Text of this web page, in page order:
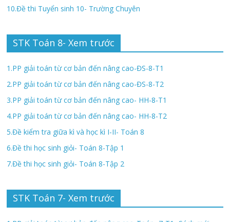
10.Đề thi Tuyển sinh 10- Trường Chuyên
STK Toán 8- Xem trước
1.PP giải toán từ cơ bản đến nâng cao-ĐS-8-T1
2.PP giải toán từ cơ bản đến nâng cao-ĐS-8-T2
3.PP giải toán từ cơ bản đến nâng cao- HH-8-T1
4.PP giải toán từ cơ bản đến nâng cao- HH-8-T2
5.Đề kiểm tra giữa kì và học kì I-II- Toán 8
6.Đề thi học sinh giỏi- Toán 8-Tập 1
7.Đề thi học sinh giỏi- Toán 8-Tập 2
STK Toán 7- Xem trước